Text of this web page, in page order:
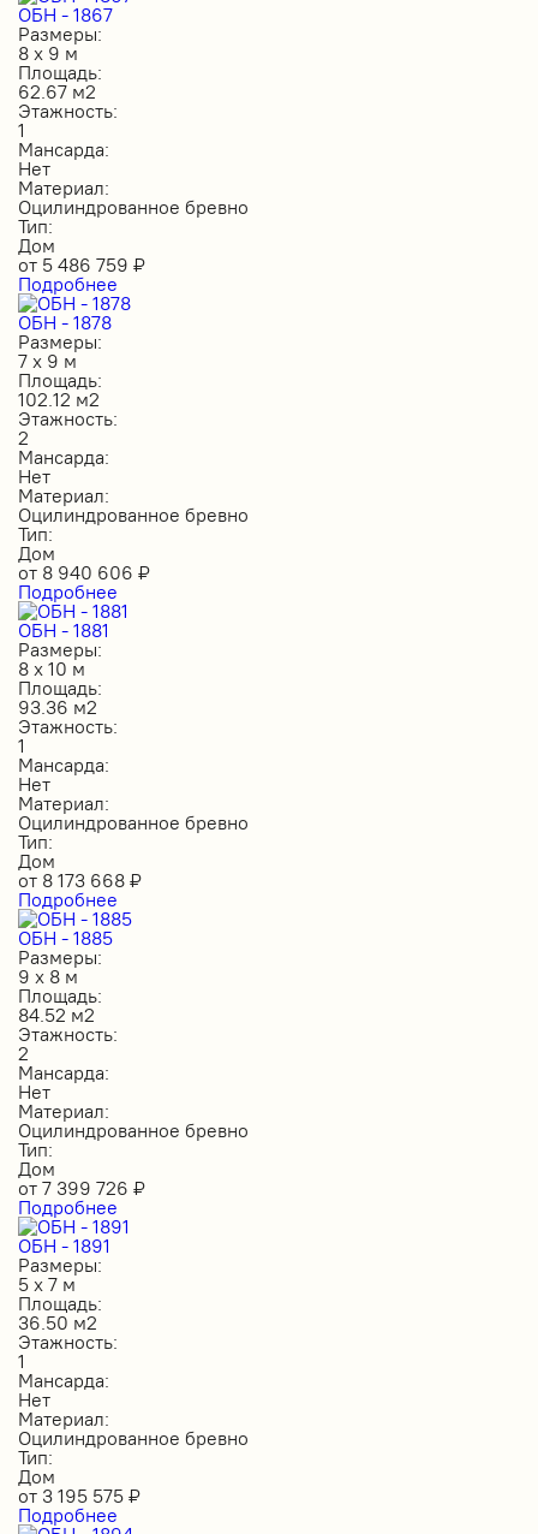
ОБН - 1867
Размеры:
8 х 9 м
Площадь:
62.67 м2
Этажность:
1
Мансарда:
Нет
Материал:
Оцилиндрованное бревно
Тип:
Дом
от 5 486 759 ₽
Подробнее
ОБН - 1878
Размеры:
7 х 9 м
Площадь:
102.12 м2
Этажность:
2
Мансарда:
Нет
Материал:
Оцилиндрованное бревно
Тип:
Дом
от 8 940 606 ₽
Подробнее
ОБН - 1881
Размеры:
8 х 10 м
Площадь:
93.36 м2
Этажность:
1
Мансарда:
Нет
Материал:
Оцилиндрованное бревно
Тип:
Дом
от 8 173 668 ₽
Подробнее
ОБН - 1885
Размеры:
9 х 8 м
Площадь:
84.52 м2
Этажность:
2
Мансарда:
Нет
Материал:
Оцилиндрованное бревно
Тип:
Дом
от 7 399 726 ₽
Подробнее
ОБН - 1891
Размеры:
5 х 7 м
Площадь:
36.50 м2
Этажность:
1
Мансарда:
Нет
Материал:
Оцилиндрованное бревно
Тип:
Дом
от 3 195 575 ₽
Подробнее